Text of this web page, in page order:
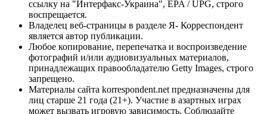
ссылку на "Интерфакс-Украина", EPA / UPG, строго
воспрещается.
Владелец веб-страницы в разделе Я- Корреспондент
является автор публикации.
Любое копирование, перепечатка и воспроизведение
фотографий и/или аудиовизуальных материалов,
принадлежащих правообладателю Getty Images, строго
запрещено.
Материалы сайта korrespondent.net предназначены для
лиц старше 21 года (21+). Участие в азартных играх
может вызвать игровую зависимость. Соблюдайте